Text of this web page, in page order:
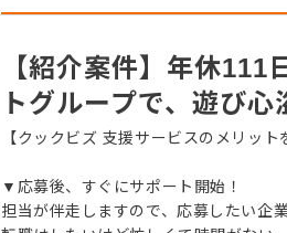
【紹介案件】年休
トグループで、遊び心
【クックビズ 支援サービスのメリット
▼応募後、すぐにサポート開始！
担当が伴走しますので、応募したい企